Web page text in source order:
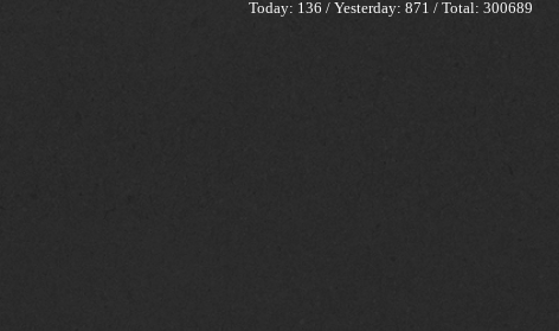
Today: 136 / Yesterday: 871 / Total: 300689